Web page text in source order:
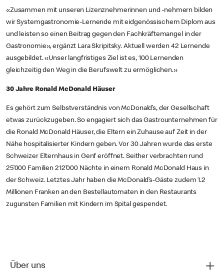
«Zusammen mit unseren Lizenznehmerinnen und -nehmern bilden
wir Systemgastronomie-Lernende mit eidgenössischem Diplom aus
und leisten so einen Beitrag gegen den Fachkräftemangel in der
Gastronomie», ergänzt Lara Skripitsky. Aktuell werden 42 Lernende
ausgebildet. «Unser langfristiges Ziel ist es, 100 Lernenden
gleichzeitig den Weg in die Berufswelt zu ermöglichen.»
30 Jahre Ronald McDonald Häuser
Es gehört zum Selbstverständnis von McDonald’s, der Gesellschaft
etwas zurückzugeben. So engagiert sich das Gastrounternehmen für
die Ronald McDonald Häuser, die Eltern ein Zuhause auf Zeit in der
Nähe hospitalisierter Kindern geben. Vor 30 Jahren wurde das erste
Schweizer Elternhaus in Genf eröffnet. Seither verbrachten rund
25’000 Familien 212’000 Nächte in einem Ronald McDonald Haus in
der Schweiz. Letztes Jahr haben die McDonald’s-Gäste zudem 1.2
Millionen Franken an den Bestellautomaten in den Restaurants
zugunsten Familien mit Kindern im Spital gespendet.
Über uns